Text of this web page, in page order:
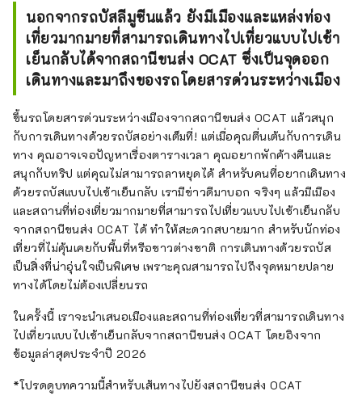
ขนส่งผู้โดยสารเชื่อมต่อโดยตรงกับสนามบิน คุณ
จึงสามารถเพลิดเพลินกับอาหารจากทั่วโลกได้ มี
ร้านค้ามากมายที่คุณสามารถซื้อของใช้ในชีวิต
ประจำวันได้ และไม่เพียงแต่ใช้ในขณะรอรถ
ประจำทางเท่านั้น แต่ยังใช้ในชีวิตประจำวันของ
บนชั้นใต้ดินชั้นแรกของ OCAT โดดเด่นด้วยทรง
กลมขนาดใหญ่ที่ส่องประกายเจิดจ้าในแสงแดด
พื้นที่กลางแจ้งแห่งนี้ซึ่งสามารถมองเห็นท้องฟ้าสี
ครามได้ เป็นสถานที่พักผ่อนหย่อนใจสำหรับผู้คน
ทุกเพศทุกวัย
นอกจากรถบัสลีมูซีนแล้ว ยังมีเมืองและแหล่งท่อง
เที่ยวมากมายที่สามารถเดินทางไปเที่ยวแบบไปเช้า
เย็นกลับได้จากสถานีขนส่ง OCAT ซึ่งเป็นจุดออก
เดินทางและมาถึงของรถโดยสารด่วนระหว่างเมือง
ขึ้นรถโดยสารด่วนระหว่างเมืองจากสถานีขนส่ง OCAT แล้วสนุก
กับการเดินทางด้วยรถบัสอย่างเต็มที่! แต่เมื่อคุณตื่นเต้นกับการเดิน
ทาง คุณอาจเจอปัญหาเรื่องตารางเวลา คุณอยากพักค้างคืนและ
สนุกกับทริป แต่คุณไม่สามารถลาหยุดได้ สำหรับคนที่อยากเดินทาง
ด้วยรถบัสแบบไปเช้าเย็นกลับ เรามีข่าวดีมาบอก จริงๆ แล้วมีเมือง
และสถานที่ท่องเที่ยวมากมายที่สามารถไปเที่ยวแบบไปเช้าเย็นกลับ
จากสถานีขนส่ง OCAT ได้ ทำให้สะดวกสบายมาก สำหรับนักท่อง
เที่ยวที่ไม่คุ้นเคยกับพื้นที่หรือชาวต่างชาติ การเดินทางด้วยรถบัส
เป็นสิ่งที่น่าอุ่นใจเป็นพิเศษ เพราะคุณสามารถไปถึงจุดหมายปลาย
ทางได้โดยไม่ต้องเปลี่ยนรถ
ในครั้งนี้ เราจะนำเสนอเมืองและสถานที่ท่องเที่ยวที่สามารถเดินทาง
ไปเที่ยวแบบไปเช้าเย็นกลับจากสถานีขนส่ง OCAT โดยอิงจาก
ข้อมูลล่าสุดประจำปี 2026
*โปรดดูบทความนี้สำหรับเส้นทางไปยังสถานีขนส่ง OCAT